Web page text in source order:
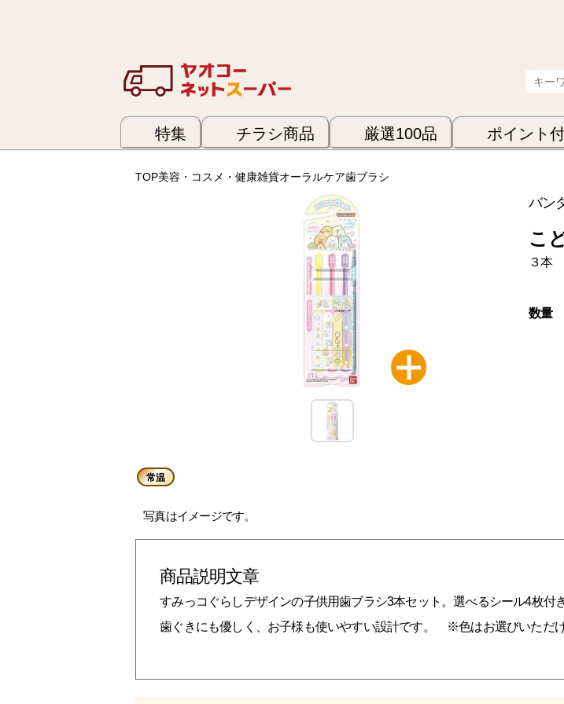
特集 チラシ商品 厳選100品 ポイント
TOP美容・コスメ・健康雑貨オーラルケア歯ブラシ
常温
写真はイメージです。
バ
こ
３本
数量
商品説明文章
すみっコぐらしデザインの子供用歯ブラシ3本セット。選べるシール4枚付
歯ぐきにも優しく、お子様も使いやすい設計です。 ※色はお選びいただけ